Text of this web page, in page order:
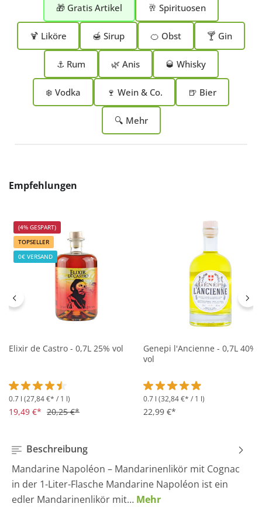
🎁 Gratis Artikel 🥂 Spirituosen
🍹 Liköre 🍯 Sirup 🍊 Obst 🍸 Gin
⚓ Rum 🌿 Anis 🥃 Whisky
❄️ Vodka 🍷 Wein & Co. 🍺 Bier
🔍 Mehr
Produktgalerie überspringen
Empfehlungen
(4% GESPART)
TOPSELLER
0€ VERSAND
Elixir de Castro - 0,7L 25% vol
Durchschnittliche Bewertung von 4.5 von 5 Sternen
0.7 l (27,84 €* / 1 l)
19,49 €* 20,25 €*
Genepi l'Ancienne - 0,7L 40%
vol
Durchschnittliche
0.7 l (32,84 €* / 1 l)
22,99 €*
Beschreibung
Mandarine Napoléon – Mandarinenlikör mit Cognac
in der 1-Liter-Flasche Mandarine Napoléon ist ein
edler Mandarinenlikör mit… Mehr